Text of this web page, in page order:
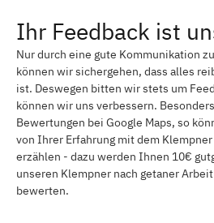
Ihr Feedback ist
Nur durch eine gute Kommunikation
können wir sichergehen, dass alles
ist. Deswegen bitten wir stets um
können wir uns verbessern.
Bewertungen bei Google Maps, so
von Ihrer Erfahrung mit dem
erzählen - dazu werden Ihnen 10€
unseren Klempner nach getaner
bewerten.